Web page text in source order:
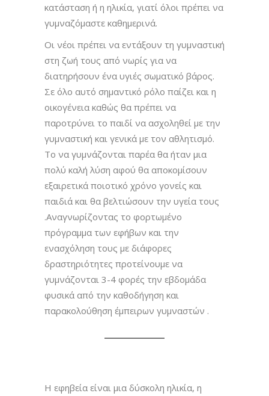
κατάσταση ή η ηλικία, γιατί όλοι πρέπει να
γυμναζόμαστε καθημερινά.
Οι νέοι πρέπει να εντάξουν τη γυμναστική
στη ζωή τους από νωρίς για να
διατηρήσουν ένα υγιές σωματικό βάρος.
Σε όλο αυτό σημαντικό ρόλο παίζει και η
οικογένεια καθώς θα πρέπει να
παροτρύνει το παιδί να ασχοληθεί με την
γυμναστική και γενικά με τον αθλητισμό.
Το να γυμνάζονται παρέα θα ήταν μια
πολύ καλή λύση αφού θα αποκομίσουν
εξαιρετικά ποιοτικό χρόνο γονείς και
παιδιά και θα βελτιώσουν την υγεία τους
.Αναγνωρίζοντας το φορτωμένο
πρόγραμμα των εφήβων και την
ενασχόληση τους με διάφορες
δραστηριότητες προτείνουμε να
γυμνάζονται 3-4 φορές την εβδομάδα
φυσικά από την καθοδήγηση και
παρακολούθηση έμπειρων γυμναστών .
Η εφηβεία είναι μια δύσκολη ηλικία, η